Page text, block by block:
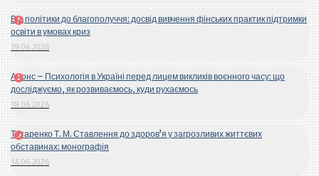
Від політики до благополуччя: досвід вивчення фінських практик підтримки
освіти в умовах криз
19.06.2026
Анонс – Психологія в Україні перед лицем викликів воєнного часу: що
досліджуємо, як розвиваємось, куди рухаємось
18.06.2026
Титаренко Т. М. Ставлення до здоров’я у загрозливих життєвих
обставинах: монографія
16.06.2026